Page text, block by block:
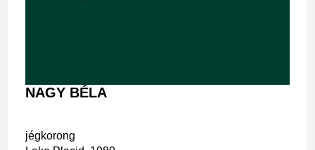
NAGY BÉLA
jégkorong